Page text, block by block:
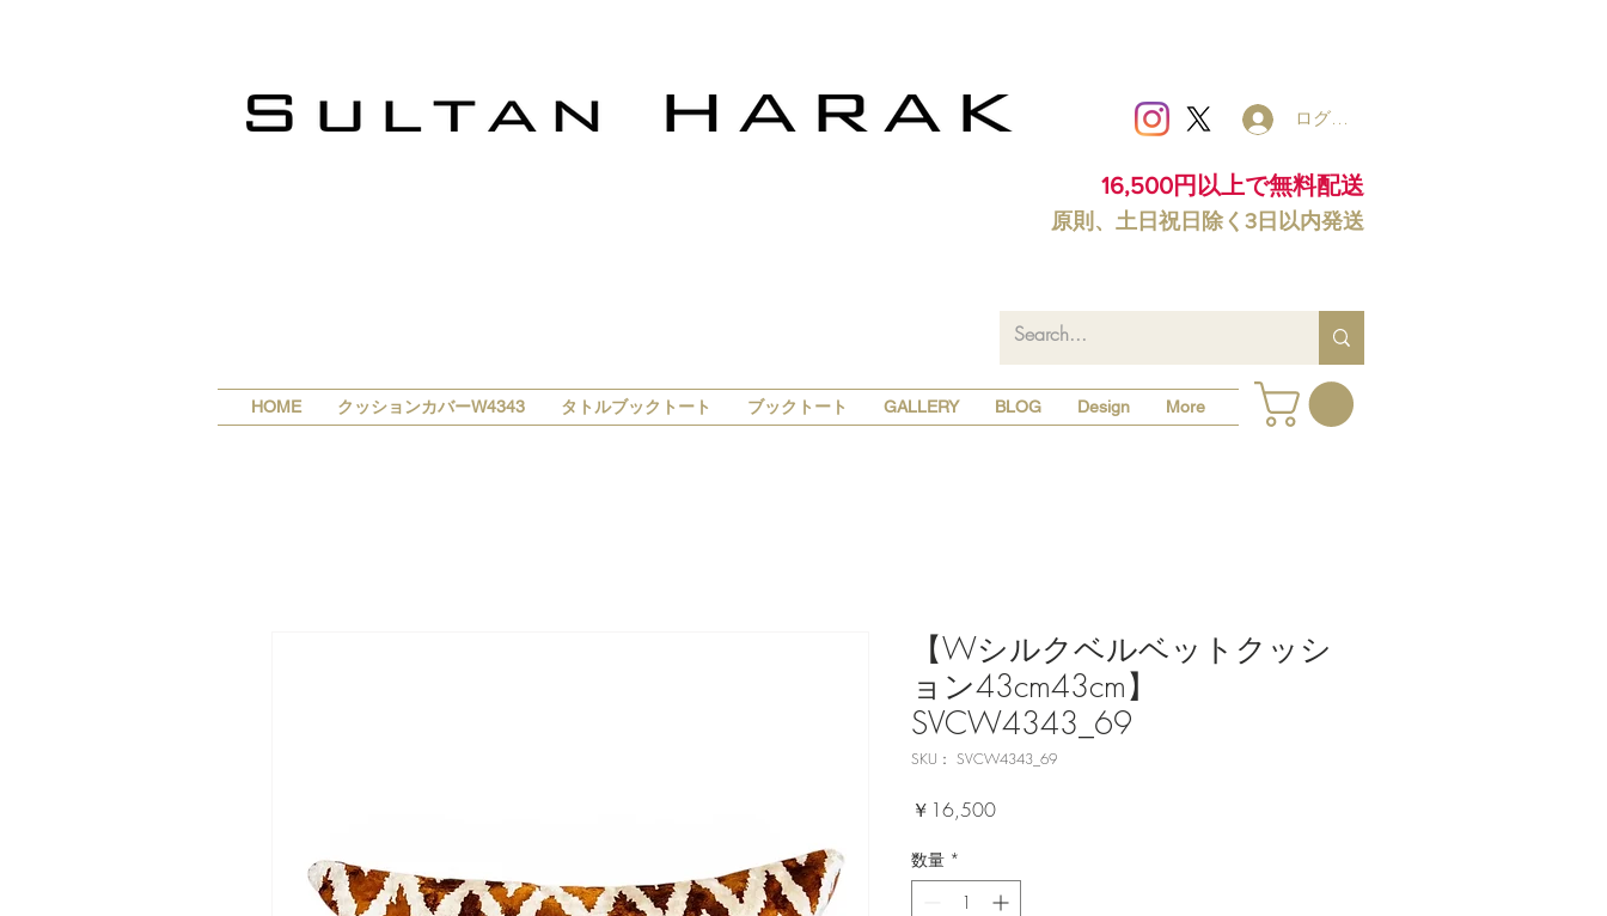
ログイン
16,500円以上で無料配送
原則、土日祝日除く3日以内発送
HOME クッションカバーW4343 タトルブックトート ブックトート GALLERY BLOG Design More
【Wシルクベルベットクッシ
ョン43cm43cm】
SVCW4343_69
SKU： SVCW4343_69
￥16,500価
数量 *